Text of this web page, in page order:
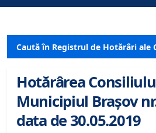
Caută în Registrul de Hotărâri ale
Hotărârea
Municipiul Brașov
data de 30.05.2019